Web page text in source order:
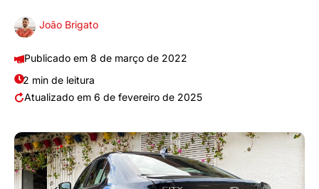
João Brigato
8 de março de 2022
2 min de leitura
6 de fevereiro de 2025